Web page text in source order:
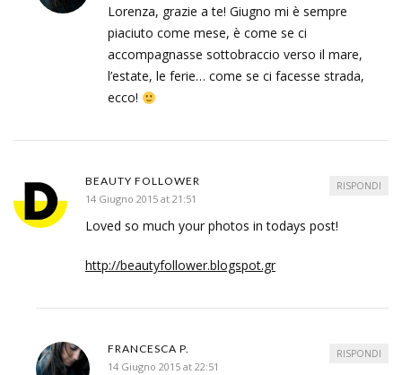
Lorenza, grazie a te! Giugno mi è sempre
piaciuto come mese, è come se ci
accompagnasse sottobraccio verso il mare,
l’estate, le ferie… come se ci facesse strada,
ecco!
BEAUTY FOLLOWER
14 Giugno 2015 at 21:51
Loved so much your photos in todays post!
http://beautyfollower.blogspot.gr
RISPONDI
FRANCESCA P.
14 Giugno 2015 at 22:51
RISPONDI